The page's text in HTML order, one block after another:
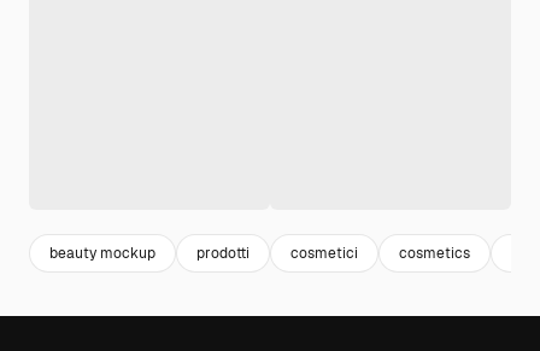
beauty mockup prodotti cosmetici cosmetics